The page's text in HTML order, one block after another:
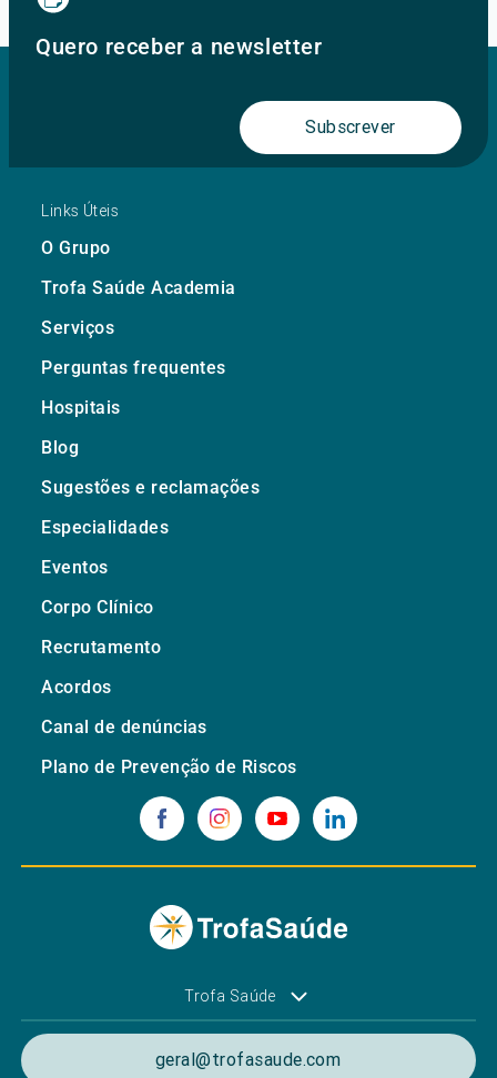
Quero receber a newsletter
Subscrever
Links Úteis
O Grupo
Trofa Saúde Academia
Serviços
Perguntas frequentes
Hospitais
Blog
Sugestões e reclamações
Especialidades
Eventos
Corpo Clínico
Recrutamento
Acordos
Canal de denúncias
Plano de Prevenção de Riscos
Trofa Saúde
geral@trofasaude.com